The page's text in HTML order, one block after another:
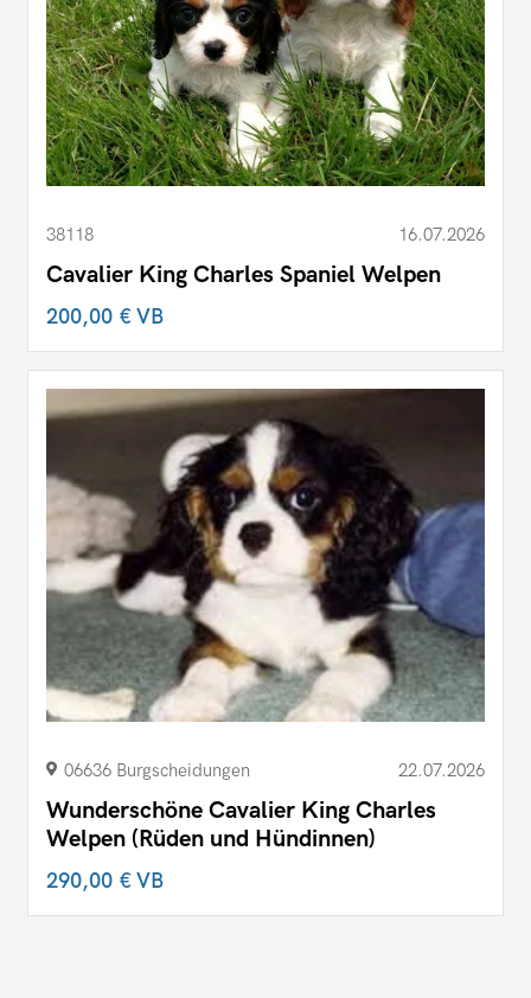
38118 16.07.2026
Cavalier King Charles Spaniel Welpen
200,00 €VB
06636 Burgscheidungen 22.07.2026
Wunderschöne Cavalier King Charles
Welpen (Rüden und Hündinnen)
290,00 €VB